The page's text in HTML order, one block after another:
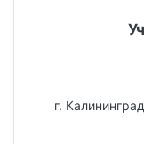
г.